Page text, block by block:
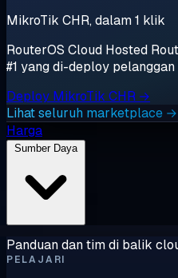
MikroTik CHR, dalam 1 klik
RouterOS Cloud Hosted
#1 yang di-deploy
Deploy MikroTik CHR →
Lihat seluruh marketplace →
Harga
Sumber Daya
Panduan dan tim di balik
PELAJARI